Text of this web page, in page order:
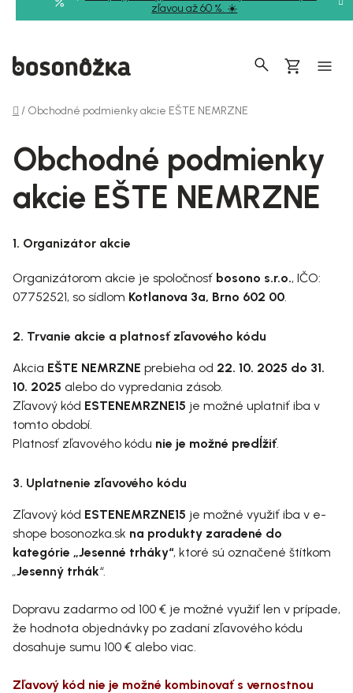
zľavou až 60 %. ☀️
Hľadať
Nákupný
košík
Domov
/ Obchodné podmienky akcie EŠTE NEMRZNE
Obchodné podmienky
akcie EŠTE NEMRZNE
1. Organizátor akcie
Organizátorom akcie je spoločnosť bosono s.r.o., IČO:
07752521, so sídlom Kotlanova 3a, Brno 602 00.
2. Trvanie akcie a platnosť zľavového kódu
Akcia EŠTE NEMRZNE prebieha od 22. 10. 2025 do 31.
10. 2025 alebo do vypredania zásob.
Zľavový kód ESTENEMRZNE15 je možné uplatniť iba v
tomto období.
Platnosť zľavového kódu nie je možné predĺžiť.
3. Uplatnenie zľavového kódu
Zľavový kód ESTENEMRZNE15 je možné využiť iba v e-
shope bosonozka.sk na produkty zaradené do
kategórie „Jesenné trháky“, ktoré sú označené štítkom
„Jesenný trhák“.
Dopravu zadarmo od 100 € je možné využiť len v prípade,
že hodnota objednávky po zadaní zľavového kódu
dosahuje sumu 100 € alebo viac.
Zľavový kód nie je možné kombinovať s vernostnou